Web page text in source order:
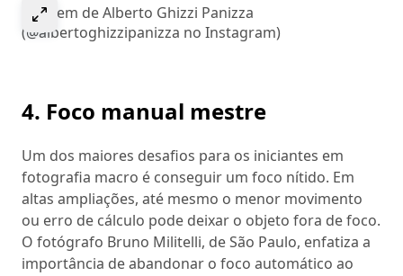
Select to expand image
Imagem de Alberto Ghizzi Panizza
(@albertoghizzipanizza no Instagram)
4. Foco manual mestre
Um dos maiores desafios para os iniciantes em
fotografia macro é conseguir um foco nítido. Em
altas ampliações, até mesmo o menor movimento
ou erro de cálculo pode deixar o objeto fora de foco.
O fotógrafo Bruno Militelli, de São Paulo, enfatiza a
importância de abandonar o foco automático ao